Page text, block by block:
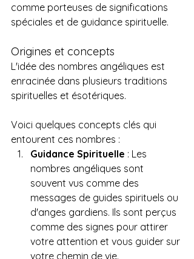
comme porteuses de significations
spéciales et de guidance spirituelle.
Origines et concepts
L'idée des nombres angéliques est
enracinée dans plusieurs traditions
spirituelles et ésotériques.
Voici quelques concepts clés qui
entourent ces nombres :
Guidance Spirituelle : Les
nombres angéliques sont
souvent vus comme des
messages de guides spirituels ou
d'anges gardiens. Ils sont perçus
comme des signes pour attirer
votre attention et vous guider sur
votre chemin de vie.